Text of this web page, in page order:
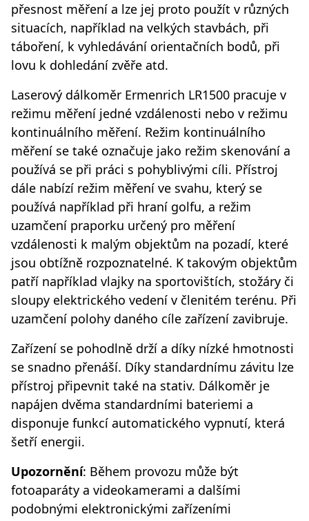
přesnost měření a lze jej proto použít v různých
situacích, například na velkých stavbách, při
táboření, k vyhledávání orientačních bodů, při
lovu k dohledání zvěře atd.
Laserový dálkoměr Ermenrich LR1500 pracuje v
režimu měření jedné vzdálenosti nebo v režimu
kontinuálního měření. Režim kontinuálního
měření se také označuje jako režim skenování a
používá se při práci s pohyblivými cíli. Přístroj
dále nabízí režim měření ve svahu, který se
používá například při hraní golfu, a režim
uzamčení praporku určený pro měření
vzdálenosti k malým objektům na pozadí, které
jsou obtížně rozpoznatelné. K takovým objektům
patří například vlajky na sportovištích, stožáry či
sloupy elektrického vedení v členitém terénu. Při
uzamčení polohy daného cíle zařízení zavibruje.
Zařízení se pohodlně drží a díky nízké hmotnosti
se snadno přenáší. Díky standardnímu závitu lze
přístroj připevnit také na stativ. Dálkoměr je
napájen dvěma standardními bateriemi a
disponuje funkcí automatického vypnutí, která
šetří energii.
Upozornění: Během provozu může být
fotoaparáty a videokamerami a dalšími
podobnými elektronickými zařízeními